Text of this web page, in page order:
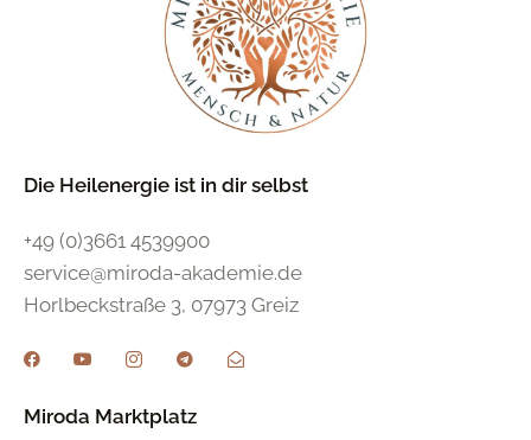
Die Heilenergie ist in dir selbst
+49 (0)3661 4539900
service@miroda-akademie.de
Horlbeckstraße 3, 07973 Greiz
Miroda Marktplatz